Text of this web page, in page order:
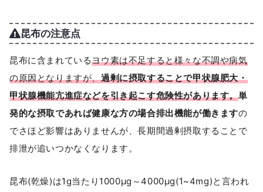
昆布の注意点
昆布に含まれているヨウ素は不足すると様々な不調や病気
の原因となりますが、過剰に摂取することで甲状腺肥大・
甲状腺機能亢進症などを引き起こす危険性があります。単
発的な摂取であれば健康な方の場合排出機能が働きますの
でさほど影響はありませんが、長期間過剰摂取することで
排泄が追いつかなくなります。
昆布(乾燥)は1g当たり1000μg～4000μg(1~4mg)と言われ